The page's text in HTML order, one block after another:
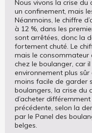
Nous vivons la crise du
un confinement, mais
Néanmoins, le chiffre
à 12 %, dans les
sont arrêtées, donc la
fortement chuté. Le
mais le consommateur
chez le boulanger, car il
environnement plus
moins facile de garder
boulangers, la crise du
d’acheter
précédente, selon la
par le Panel des
belges.